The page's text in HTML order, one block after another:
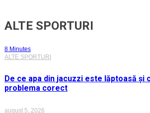
ALTE SPORTURI
8 Minutes
ALTE SPORTURI
De ce apa din jacuzzi este lăptoasă și
problema corect
august 5, 2026